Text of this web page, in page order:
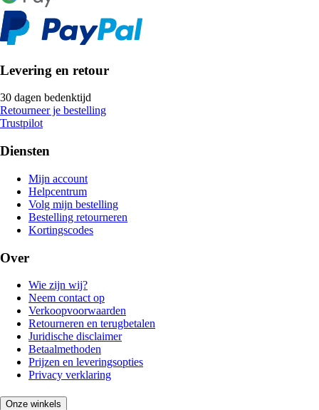
Levering en retour
30 dagen bedenktijd
Retourneer je bestelling
Trustpilot
Diensten
Mijn account
Helpcentrum
Volg mijn bestelling
Bestelling retourneren
Kortingscodes
Over
Wie zijn wij?
Neem contact op
Verkoopvoorwaarden
Retourneren en terugbetalen
Juridische disclaimer
Betaalmethoden
Prijzen en leveringsopties
Privacy verklaring
Onze winkels